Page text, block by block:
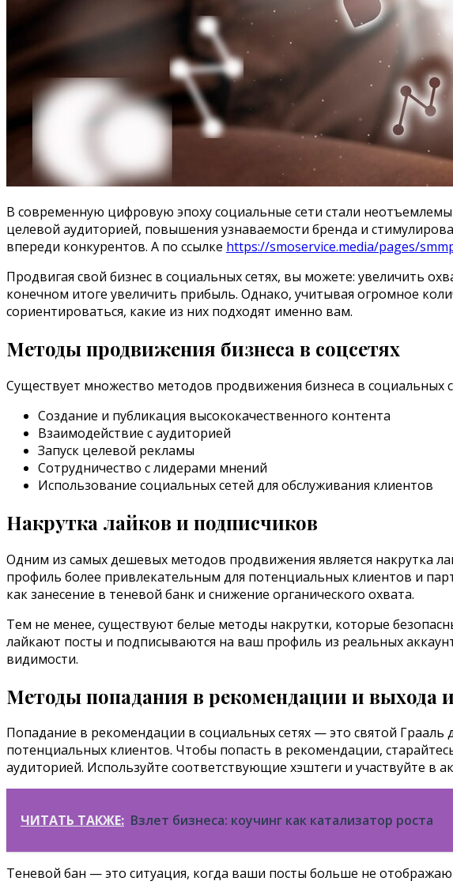
В современную цифровую эпоху социальные сети стали
целевой аудиторией, повышения узнаваемости бренда и
впереди конкурентов. А по ссылке https://smoservice.media/pages/
Продвигая свой бизнес в социальных сетях, вы можете: увеличить
конечном итоге увеличить прибыль. Однако, учитывая огромное
сориентироваться, какие из них подходят именно вам.
Методы продвижения бизнеса в соцсетях
Существует множество методов продвижения бизнеса в
Создание и публикация высококачественного контента
Взаимодействие с аудиторией
Запуск целевой рекламы
Сотрудничество с лидерами мнений
Использование социальных сетей для обслуживания клиентов
Накрутка лайков и подписчиков
Одним из самых дешевых методов продвижения является накрутка
профиль более привлекательным для потенциальных клиентов и
как занесение в теневой банк и снижение органического охвата.
Тем не менее, существуют белые методы накрутки, которые
лайкают посты и подписываются на ваш профиль из реальных
видимости.
Методы попадания в рекомендации и выхода
Попадание в рекомендации в социальных сетях — это святой
потенциальных клиентов. Чтобы попасть в рекомендации,
аудиторией. Используйте соответствующие хэштеги и участвуйте в
ЧИТАТЬ ТАКЖЕ: Взлет бизнеса: коучинг как катализатор роста
Теневой бан — это ситуация, когда ваши посты больше не